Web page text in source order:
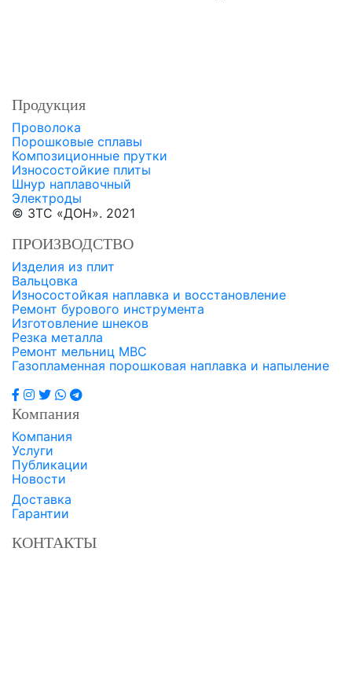
Продукция
Проволока
Порошковые сплавы
Композиционные прутки
Износостойкие плиты
Шнур наплавочный
Электроды
© ЗТС «ДОН». 2021
ПРОИЗВОДСТВО
Изделия из плит
Вальцовка
Износостойкая наплавка и восстановление
Ремонт бурового инструмента
Изготовление шнеков
Резка металла
Ремонт мельниц МВС
Газопламенная порошковая наплавка и напыление
Компания
Компания
Услуги
Публикации
Новости
Доставка
Гарантии
КОНТАКТЫ